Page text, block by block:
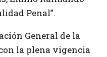
Penal”.
General de la
la plena vigencia